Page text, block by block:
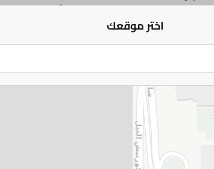
مرطب نيفيا بعد التعرض للشمس - 200 مل
اضف للعربة
يرجى الملاحظة:
طفيف. قد يتغير التعبئة بناءً على التوفر.
المواصفات
اختر موقعك